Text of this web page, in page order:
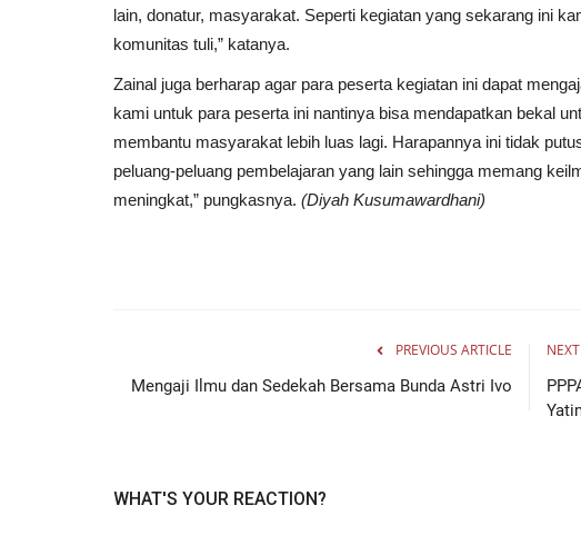
lain, donatur, masyarakat. Seperti kegiatan yang sekarang ini
komunitas tuli,” katanya.
Zainal juga berharap agar para peserta kegiatan ini dapat
kami untuk para peserta ini nantinya bisa mendapatkan bekal
membantu masyarakat lebih luas lagi. Harapannya ini tidak
peluang-peluang pembelajaran yang lain sehingga memang
meningkat,” pungkasnya. (Diyah Kusumawardhani)
PREVIOUS ARTICLE
Mengaji Ilmu dan Sedekah Bersama Bunda Astri Ivo
WHAT'S YOUR REACTION?